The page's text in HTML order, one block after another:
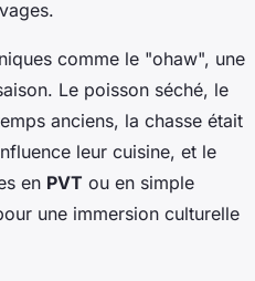
comme le "ohaw", une
Le poisson séché, le
anciens, la chasse était
leur cuisine, et le
en PVT ou en simple
une immersion culturelle